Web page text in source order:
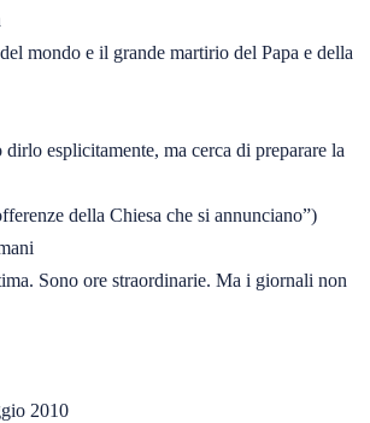
mondo e il grande martirio del Papa e della
esplicitamente, ma cerca di preparare la
della Chiesa che si annunciano”)
Sono ore straordinarie. Ma i giornali non
2010